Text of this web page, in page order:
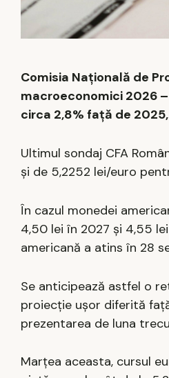
Comisia Națională de
macroeconomici 2026 –
circa 2,8% față de
Ultimul sondaj CFA
şi de 5,2252 lei/euro
În cazul monedei
4,50 lei în 2027 și 4,55
americană a atins în 28
Se anticipează astfel o
proiecție ușor diferită
prezentarea de luna
Marțea aceasta, cursul